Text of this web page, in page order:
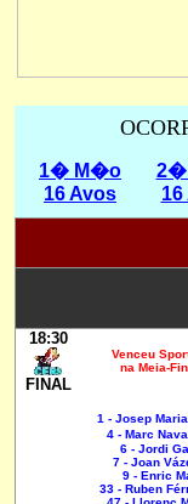
1� M�o
16 Avos
2�
16
18:30
FINAL
Venceu
na Meia-
1 - Josep
4 - Marc
6 - Jordi
7 - Joan
9 - Enric
33 - Ruben